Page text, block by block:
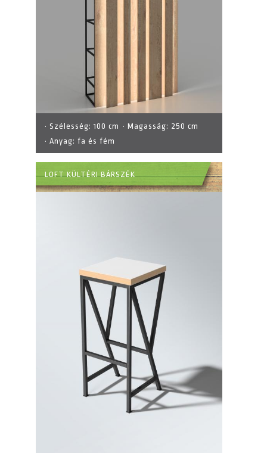
· Szélesség:100 cm · Magasság: 250 cm
· Anyag: fa és fém
LOFT KÜLTÉRI BÁRSZÉK